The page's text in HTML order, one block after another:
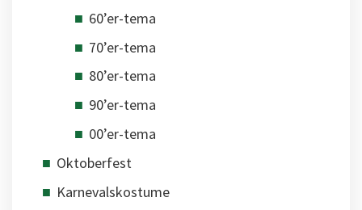
60’er-tema
70’er-tema
80’er-tema
90’er-tema
00’er-tema
Oktoberfest
Karnevalskostume